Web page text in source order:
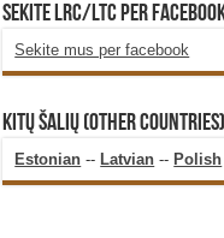
SEKITE LRC/LTC PER
Sekite mus per facebook
KITŲ ŠALIŲ (OTHER COUNTRIES)
Estonian --Latvian --Polish